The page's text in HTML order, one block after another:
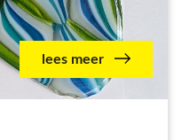
lees meer